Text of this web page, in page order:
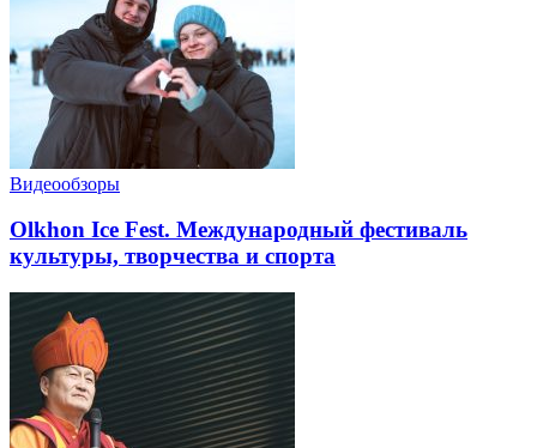
Видеообзоры
Olkhon Ice Fest. Международный фестиваль
культуры, творчества и спорта